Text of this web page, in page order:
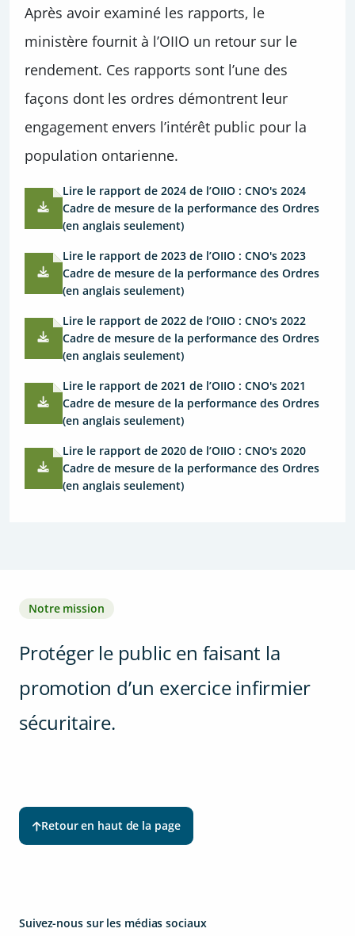
Après avoir examiné les rapports, le
ministère fournit à l’OIIO un retour sur le
rendement. Ces rapports sont l’une des
façons dont les ordres démontrent leur
engagement envers l’intérêt public pour la
population ontarienne.
Lire le rapport de 2024 de l’OIIO : CNO's 2024
Cadre de mesure de la performance des Ordres
(en anglais seulement)
Lire le rapport de 2023 de l’OIIO : CNO's 2023
Cadre de mesure de la performance des Ordres
(en anglais seulement)
Lire le rapport de 2022 de l’OIIO : CNO's 2022
Cadre de mesure de la performance des Ordres
(en anglais seulement)
Lire le rapport de 2021 de l’OIIO : CNO's 2021
Cadre de mesure de la performance des Ordres
(en anglais seulement)
Lire le rapport de 2020 de l’OIIO : CNO's 2020
Cadre de mesure de la performance des Ordres
(en anglais seulement)
Notre mission
Protéger le public en faisant la
promotion d’un exercice infirmier
sécuritaire.
Retour en haut de la page
Suivez-nous sur les médias sociaux